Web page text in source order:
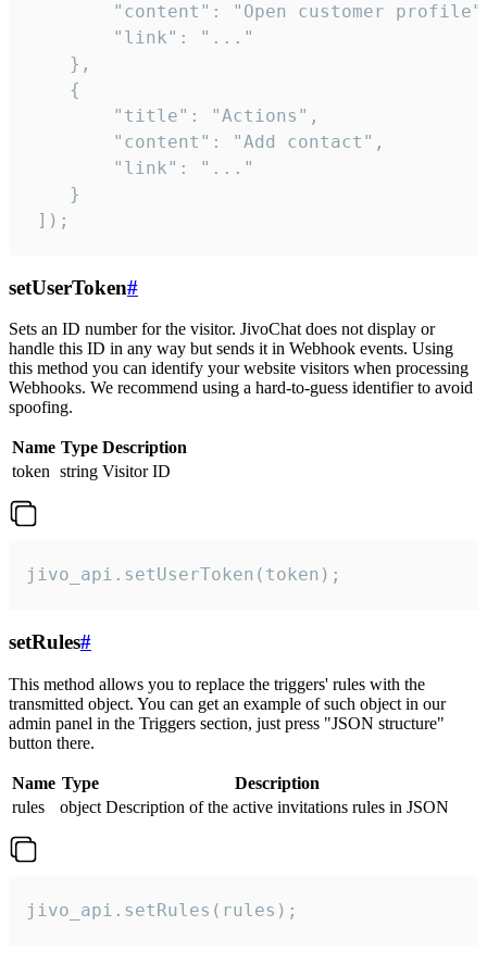
"content": "Open customer
        "link": "..."
    },
    {
        "title": "Actions",
        "content": "Add contact",
        "link": "..."
    }
]);
setUserToken#
Sets an ID number for the visitor. JivoChat does not display or
handle this ID in any way but sends it in Webhook events. Using
this method you can identify your website visitors when processing
Webhooks. We recommend using a hard-to-guess identifier to avoid
spoofing.
Name Type Description
token string Visitor ID
jivo_api.setUserToken(token);
setRules#
This method allows you to replace the triggers' rules with the
transmitted object. You can get an example of such object in our
admin panel in the Triggers section, just press "JSON structure"
button there.
Name Type
Description
rules
object Description of the active invitations rules in JSON
jivo_api.setRules(rules);